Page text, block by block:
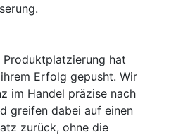
hat
Erfolg gepusht. Wir
im Handel präzise nach
greifen dabei auf einen
zurück, ohne die